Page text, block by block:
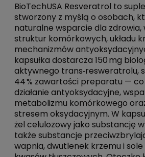
BioTechUSA Resveratrol to
stworzony z myślą o osobach,
naturalne wsparcie dla zdrowia,
struktur komórkowych, układu
mechanizmów
kapsułka dostarcza 150 mg
aktywnego trans‑resweratrolu,
44 % zawartości preparatu —
działanie antyoksydacyjne,
metabolizmu komórkowego
stresem oksydacyjnym. W
żel celulozowy jako substancję
także substancje
wapnia, dwutlenek krzemu i